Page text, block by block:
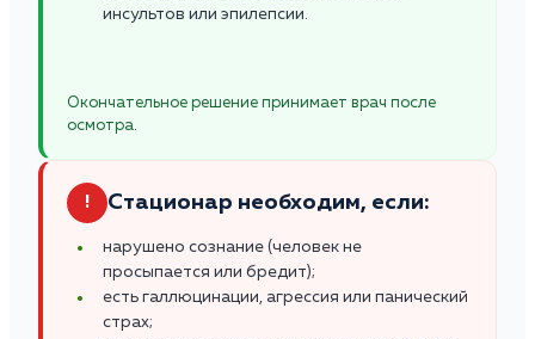
инсультов или эпилепсии.
Окончательное решение принимает врач после
осмотра.
! Стационар необходим, если:
нарушено сознание (человек не
просыпается или бредит);
есть галлюцинации, агрессия или панический
страх;